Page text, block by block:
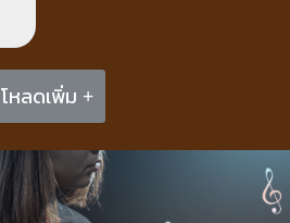
โหลดเพิ่ม +